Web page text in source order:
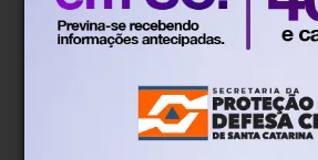
Em HM, o Natal era